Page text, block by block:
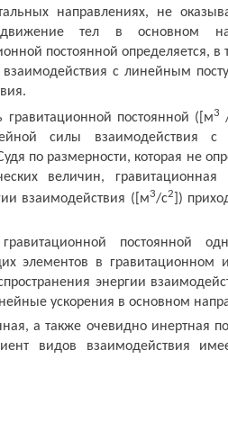
направлениях, не
тел в основном
постоянной определяется, в
с линейным
гравитационной постоянной ([м3
силы взаимодействия с
по размерности, которая не
величин, гравитационная
взаимодействия ([м3/с2 ])
постоянной
элементов в гравитационном
энергии
ускорения в основном
а также очевидно инертная
видов взаимодействия